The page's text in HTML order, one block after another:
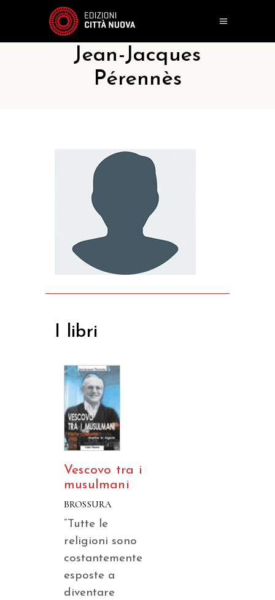
Jean-Jacques
Pérennès
I libri
Vescovo tra i
musulmani
BROSSURA
“Tutte le
religioni sono
costantemente
esposte a
diventare